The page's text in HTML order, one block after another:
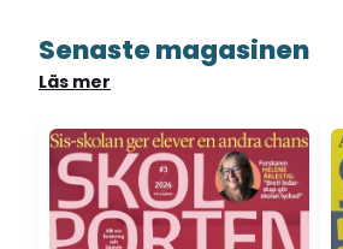
Senaste magasinen
Läs mer